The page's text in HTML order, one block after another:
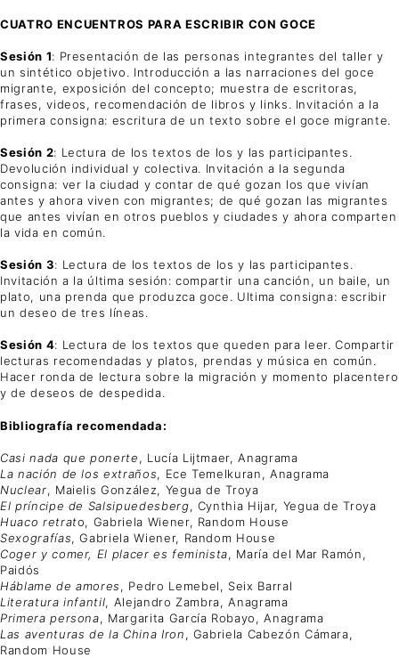
CUATRO ENCUENTROS PARA ESCRIBIR CON GOCE
Sesión 1: Presentación de las personas integrantes del taller y
un sintético objetivo. Introducción a las narraciones del goce
migrante, exposición del concepto; muestra de escritoras,
frases, videos, recomendación de libros y links. Invitación a la
primera consigna: escritura de un texto sobre el goce migrante.
Sesión 2: Lectura de los textos de los y las participantes.
Devolución individual y colectiva. Invitación a la segunda
consigna: ver la ciudad y contar de qué gozan los que vivían
antes y ahora viven con migrantes; de qué gozan las migrantes
que antes vivían en otros pueblos y ciudades y ahora comparten
la vida en común.
Sesión 3: Lectura de los textos de los y las participantes.
Invitación a la última sesión: compartir una canción, un baile, un
plato, una prenda que produzca goce. Ultima consigna: escribir
un deseo de tres líneas.
Sesión 4: Lectura de los textos que queden para leer. Compartir
lecturas recomendadas y platos, prendas y música en común.
Hacer ronda de lectura sobre la migración y momento placentero
y de deseos de despedida.
Bibliografía recomendada:
Casi nada que ponerte, Lucía Lijtmaer, Anagrama
La nación de los extraños, Ece Temelkuran, Anagrama
Nuclear, Maielis González, Yegua de Troya
El príncipe de Salsipuedesberg, Cynthia Hijar, Yegua de Troya
Huaco retrato, Gabriela Wiener, Random House
Sexografías, Gabriela Wiener, Random House
Coger y comer, El placer es feminista, María del Mar Ramón,
Paidós
Háblame de amores, Pedro Lemebel, Seix Barral
Literatura infantil, Alejandro Zambra, Anagrama
Primera persona, Margarita García Robayo, Anagrama
Las aventuras de la China Iron, Gabriela Cabezón Cámara,
Random House